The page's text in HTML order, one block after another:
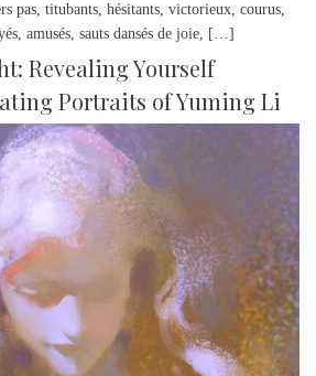
pas, titubants, hésitants, victorieux, courus,
amusés, sauts dansés de joie, […]
Revealing Yourself
Portraits of Yuming Li